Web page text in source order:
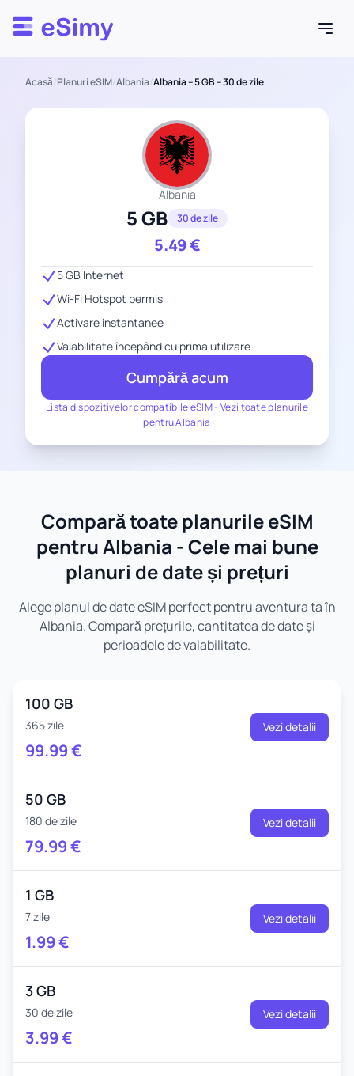
Esimy
Acasă/Planuri eSIM/Albania/Albania – 5 GB – 30 de zile
Albania
5 GB 30 de zile
5.49€
Lista dispozitivelor compatibile eSIM- Vezi toate planurile
pentru Albania
5 GB Internet
Wi-Fi Hotspot permis
Activare instantanee
Valabilitate începând cu prima utilizare
Cumpără acum
Compară toate planurile eSIM
pentru Albania - Cele mai bune
planuri de date și prețuri
Alege planul de date eSIM perfect pentru aventura ta în
Albania. Compară prețurile, cantitatea de date și
perioadele de valabilitate.
100 GB
365 zile
99.99€
Vezi detalii
50 GB
180 de zile
79.99€
Vezi detalii
1 GB
7 zile
1.99€
Vezi detalii
3 GB
30 de zile
3.99€
Vezi detalii